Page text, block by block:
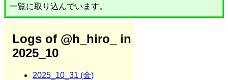
一覧に取り込んでいます。
Logs of @h_hiro_ in
2025_10
2025_10_31 (金)